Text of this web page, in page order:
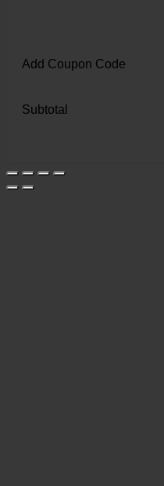
Add Coupon Code
Subtotal